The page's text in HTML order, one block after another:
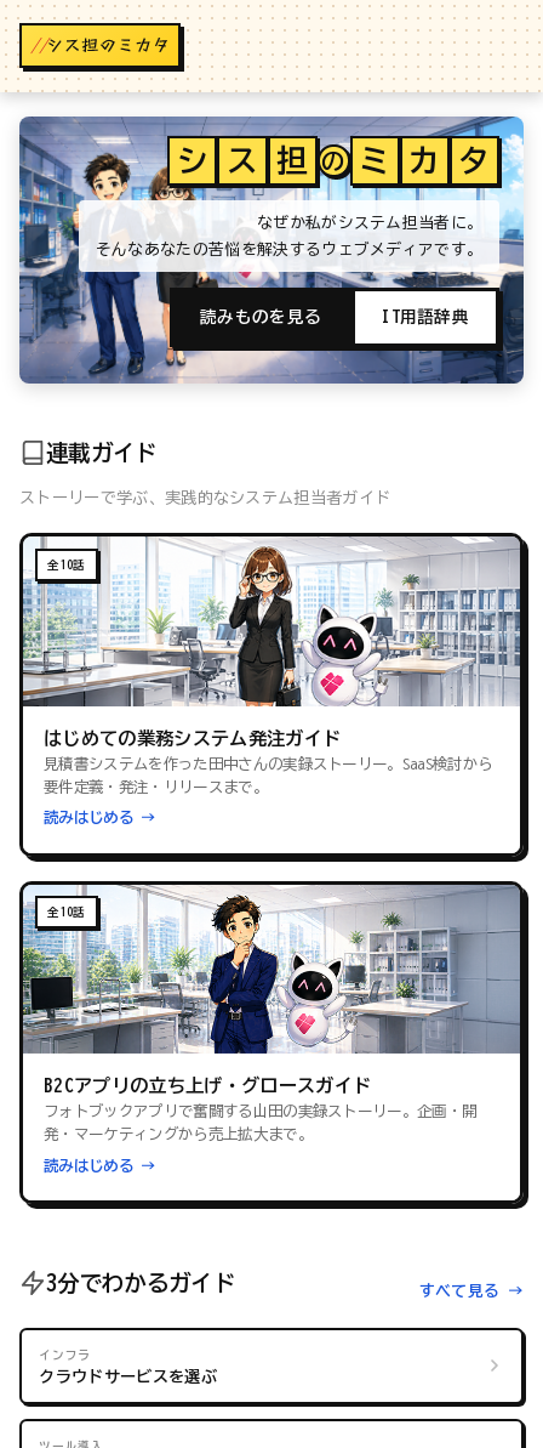
//
シ ス 担 の ミ カ タ
なぜか私がシステム担当者に。
そんなあなたの苦悩を解決するウェブメディアです。
読みものを見る IT用語辞典
連載ガイド
ストーリーで学ぶ、実践的なシステム担当者ガイド
全10話
はじめての業務システム発注ガイド
見積書システムを作った田中さんの実録ストーリー。SaaS検討から
要件定義・発注・リリースまで。
読みはじめる →
全10話
B2Cアプリの立ち上げ・グロースガイド
フォトブックアプリで奮闘する山田の実録ストーリー。企画・開
発・マーケティングから売上拡大まで。
読みはじめる →
3分でわかるガイド すべて見る →
インフラ
クラウドサービスを選ぶ